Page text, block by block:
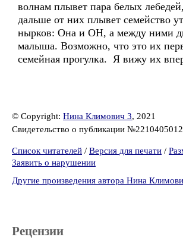
волнам плывет пара белых
дальше от них плывет семейство
нырков: Она и ОН, а между ними
малыша. Возможно, что это их
семейная прогулка. Я вижу их
© Copyright: Нина Климович 3, 2021
Свидетельство о публикации
Список читателей / Версия для печати /
Заявить о нарушении
Другие произведения автора Нина
Рецензии